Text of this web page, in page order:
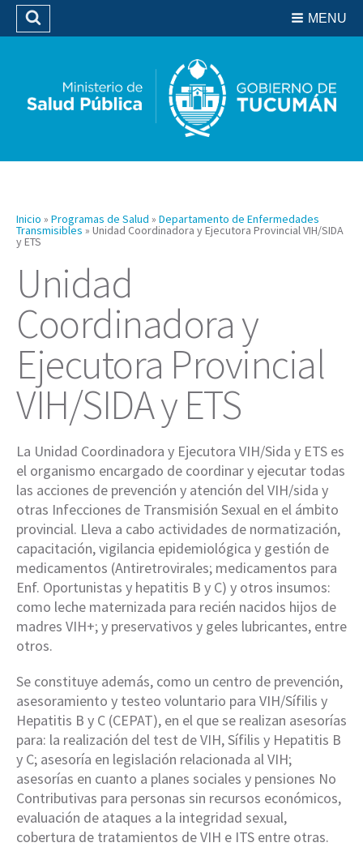
Biblioteca
MENU
Buscar
Inicio » Programas de Salud » Departamento de Enfermedades
Transmisibles » Unidad Coordinadora y Ejecutora Provincial VIH/SIDA
y ETS
Unidad
Coordinadora y
Ejecutora Provincial
VIH/SIDA y ETS
La Unidad Coordinadora y Ejecutora VIH/Sida y ETS es
el organismo encargado de coordinar y ejecutar todas
las acciones de prevención y atención del VIH/sida y
otras Infecciones de Transmisión Sexual en el ámbito
provincial. Lleva a cabo actividades de normatización,
capacitación, vigilancia epidemiológica y gestión de
medicamentos (Antiretrovirales; medicamentos para
Enf. Oportunistas y hepatitis B y C) y otros insumos:
como leche maternizada para recién nacidos hijos de
madres VIH+; y preservativos y geles lubricantes, entre
otros.
Se constituye además, como un centro de prevención,
asesoramiento y testeo voluntario para VIH/Sífilis y
Hepatitis B y C (CEPAT), en el que se realizan asesorías
para: la realización del test de VIH, Sífilis y Hepatitis B
y C; asesoría en legislación relacionada al VIH;
asesorías en cuanto a planes sociales y pensiones No
Contributivas para personas sin recursos económicos,
evaluación de ataques a la integridad sexual,
cobertura de tratamientos de VIH e ITS entre otras.